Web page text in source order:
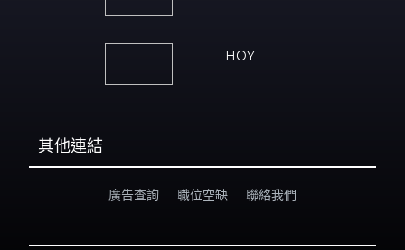
HOY
其他連結
廣告查詢 職位空缺 聯絡我們